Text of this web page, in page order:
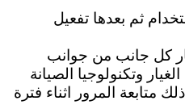
ثم بعدها تفعيل
كل جانب من جوانب
وتكنولوجيا الصيانة
متابعة المرور اثناء فترة